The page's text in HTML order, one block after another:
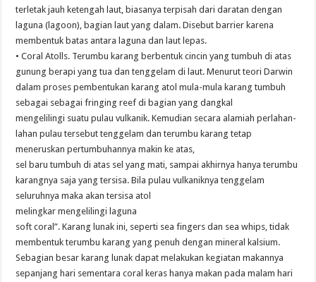
terletak jauh ketengah laut, biasanya terpisah dari daratan dengan
laguna (lagoon), bagian laut yang dalam. Disebut barrier karena
membentuk batas antara laguna dan laut lepas.
• Coral Atolls. Terumbu karang berbentuk cincin yang tumbuh di atas
gunung berapi yang tua dan tenggelam di laut. Menurut teori Darwin
dalam proses pembentukan karang atol mula-mula karang tumbuh
sebagai sebagai fringing reef di bagian yang dangkal
mengelilingi suatu pulau vulkanik. Kemudian secara alamiah perlahan-
lahan pulau tersebut tenggelam dan terumbu karang tetap
meneruskan pertumbuhannya makin ke atas,
sel baru tumbuh di atas sel yang mati, sampai akhirnya hanya terumbu
karangnya saja yang tersisa. Bila pulau vulkaniknya tenggelam
seluruhnya maka akan tersisa atol
melingkar mengelilingi laguna
soft coral”. Karang lunak ini, seperti sea fingers dan sea whips, tidak
membentuk terumbu karang yang penuh dengan mineral kalsium.
Sebagian besar karang lunak dapat melakukan kegiatan makannya
sepanjang hari sementara coral keras hanya makan pada malam hari